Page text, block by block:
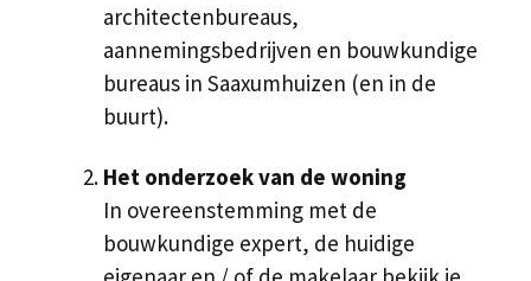
architectenbureaus,
aannemingsbedrijven en bouwkundige
bureaus in Saaxumhuizen (en in de
buurt).
Het onderzoek van de woning
In overeenstemming met de
bouwkundige expert, de huidige